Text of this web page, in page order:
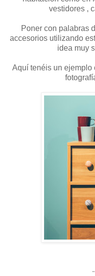
vestidores ,
Poner con palabras
accesorios utilizando
idea muy
Aquí tenéis un